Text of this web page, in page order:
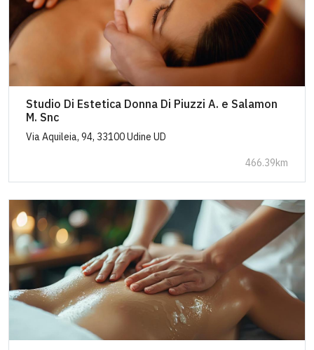
Studio Di Estetica Donna Di Piuzzi A. e Salamon
M. Snc
Via Aquileia, 94, 33100 Udine UD
466.39km